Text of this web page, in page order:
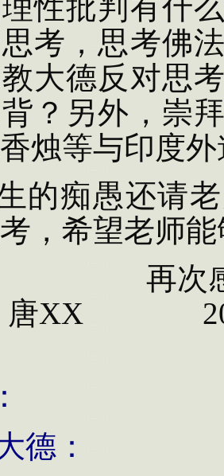
性批判有什
考，思考佛
大德反对思
？另外，崇
烛等与印度
的痴愚还请
，希望老师
次感谢
唐XX
德：